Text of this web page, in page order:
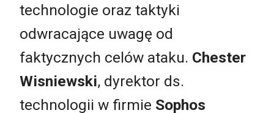
technologie oraz taktyki
odwracające uwagę od
faktycznych celów ataku. Chester
Wisniewski, dyrektor ds.
technologii w firmie Sophos